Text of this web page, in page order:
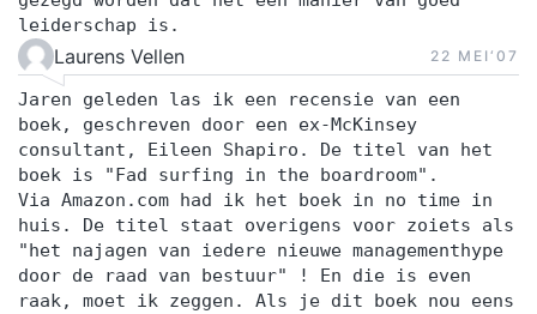
leiderschap is.
Laurens Vellen 22 MEI‘07
Jaren geleden las ik een recensie van een
boek, geschreven door een ex-McKinsey
consultant, Eileen Shapiro. De titel van het
boek is "Fad surfing in the boardroom".
Via Amazon.com had ik het boek in no time in
huis. De titel staat overigens voor zoiets als
"het najagen van iedere nieuwe managementhype
door de raad van bestuur" ! En die is even
raak, moet ik zeggen. Als je dit boek nou eens